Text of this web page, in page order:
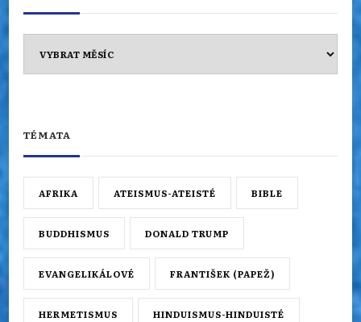
TÉMATA
AFRIKA ATEISMUS-ATEISTÉ BIBLE
BUDDHISMUS DONALD TRUMP
EVANGELIKÁLOVÉ FRANTIŠEK (PAPEŽ)
HERMETISMUS HINDUISMUS-HINDUISTÉ